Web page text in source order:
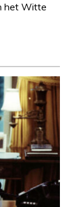
het Witte